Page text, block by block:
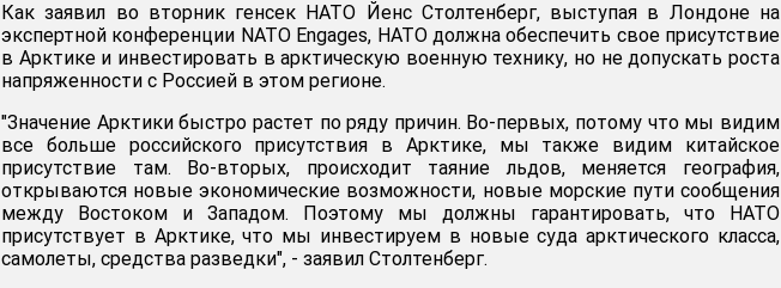
Как заявил во вторник генсек НАТО Йенс Столтенберг, выступая в Лондоне на
экспертной конференции NATO Engages, НАТО должна обеспечить свое присутствие
в Арктике и инвестировать в арктическую военную технику, но не допускать роста
напряженности с Россией в этом регионе.
"Значение Арктики быстро растет по ряду причин. Во-первых, потому что мы видим
все больше российского присутствия в Арктике, мы также видим китайское
присутствие там. Во-вторых, происходит таяние льдов, меняется география,
открываются новые экономические возможности, новые морские пути сообщения
между Востоком и Западом. Поэтому мы должны гарантировать, что НАТО
присутствует в Арктике, что мы инвестируем в новые суда арктического класса,
самолеты, средства разведки", - заявил Столтенберг.